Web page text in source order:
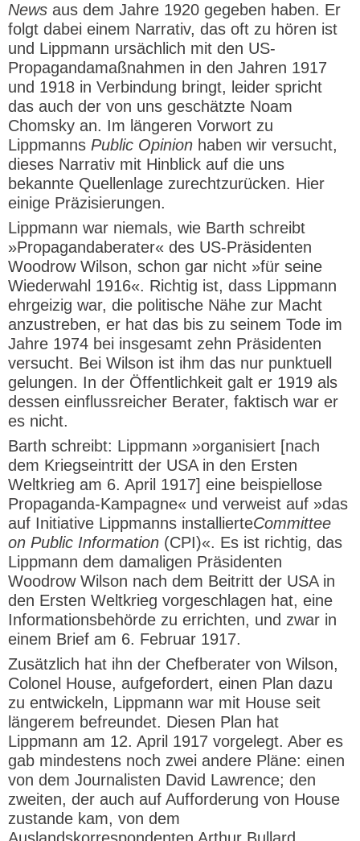
News aus dem Jahre 1920 gegeben haben. Er
folgt dabei einem Narrativ, das oft zu hören ist
und Lippmann ursächlich mit den US-
Propagandamaßnahmen in den Jahren 1917
und 1918 in Verbindung bringt, leider spricht
das auch der von uns geschätzte Noam
Chomsky an. Im längeren Vorwort zu
Lippmanns Public Opinion haben wir versucht,
dieses Narrativ mit Hinblick auf die uns
bekannte Quellenlage zurechtzurücken. Hier
einige Präzisierungen.
Lippmann war niemals, wie Barth schreibt
»Propagandaberater« des US-Präsidenten
Woodrow Wilson, schon gar nicht »für seine
Wiederwahl 1916«. Richtig ist, dass Lippmann
ehrgeizig war, die politische Nähe zur Macht
anzustreben, er hat das bis zu seinem Tode im
Jahre 1974 bei insgesamt zehn Präsidenten
versucht. Bei Wilson ist ihm das nur punktuell
gelungen. In der Öffentlichkeit galt er 1919 als
dessen einflussreicher Berater, faktisch war er
es nicht.
Barth schreibt: Lippmann »organisiert [nach
dem Kriegseintritt der USA in den Ersten
Weltkrieg am 6. April 1917] eine beispiellose
Propaganda-Kampagne« und verweist auf »das
auf Initiative Lippmanns installierteCommittee
on Public Information (CPI)«. Es ist richtig, das
Lippmann dem damaligen Präsidenten
Woodrow Wilson nach dem Beitritt der USA in
den Ersten Weltkrieg vorgeschlagen hat, eine
Informationsbehörde zu errichten, und zwar in
einem Brief am 6. Februar 1917.
Zusätzlich hat ihn der Chefberater von Wilson,
Colonel House, aufgefordert, einen Plan dazu
zu entwickeln, Lippmann war mit House seit
längerem befreundet. Diesen Plan hat
Lippmann am 12. April 1917 vorgelegt. Aber es
gab mindestens noch zwei andere Pläne: einen
von dem Journalisten David Lawrence; den
zweiten, der auch auf Aufforderung von House
zustande kam, von dem